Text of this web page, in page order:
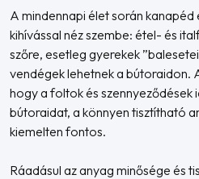
A mindennapi élet során kanapéd
kihívással néz szembe: étel- és
szőre, esetleg gyerekek
vendégek lehetnek a bútoraidon.
hogy a foltok és szennyeződések
bútoraidat, a könnyen tisztítható
kiemelten fontos.
Ráadásul az anyag minősége és